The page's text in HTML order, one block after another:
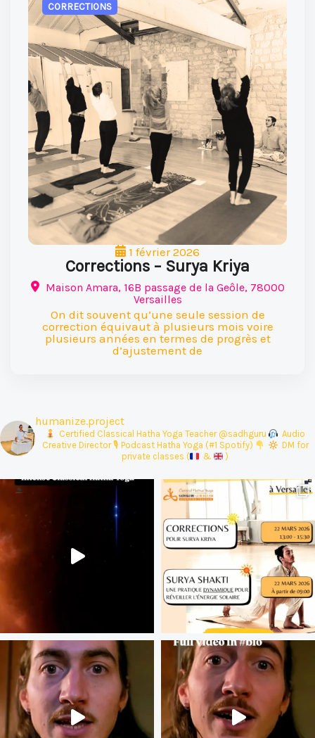
CORRECTIONS
1 février 2026
Corrections – Surya Kriya
Maison Amara, 16B passage de la Geôle, 78000
Versailles
On dit souvent qu’une seule session de
correction équivaut à plusieurs mois voire
plusieurs années en termes de progrès et
d’ajustement de
humanize.project
‍ Certified Classical Hatha Yoga Teacher @sadhguru
Audio
Creative Director🎙 Podcast Hatha Yoga (#1 Spotify)
DM for
private classes (
& )